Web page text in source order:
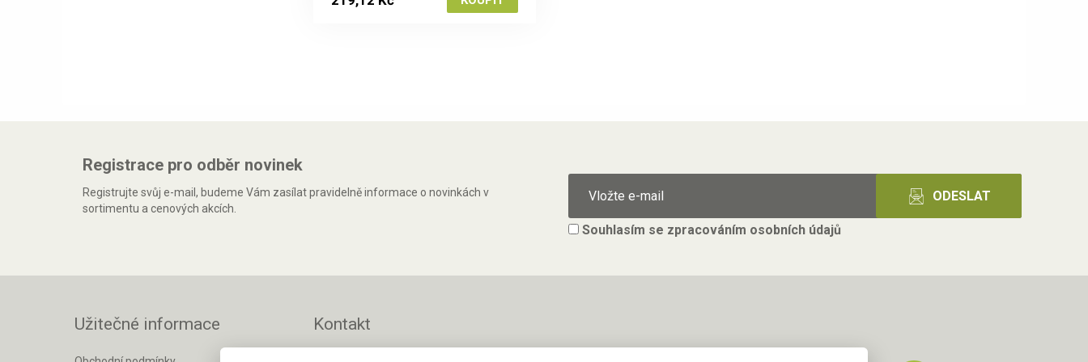
Registrace pro odběr novinek
Registrujte svůj e-mail, budeme Vám zasílat pravidelně informace o novinkách v
sortimentu a cenových akcích.
Souhlasím se zpracováním osobních údajů
Užitečné informace Kontakt